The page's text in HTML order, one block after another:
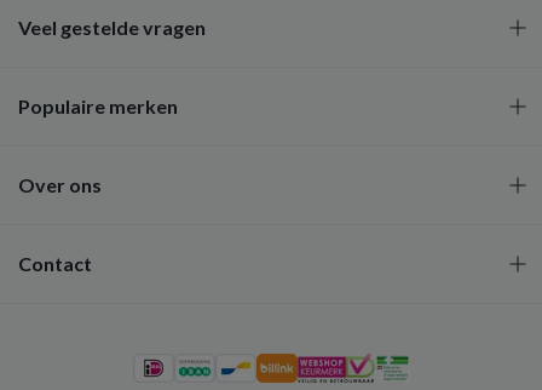
Veel gestelde vragen
Populaire merken
Over ons
Contact